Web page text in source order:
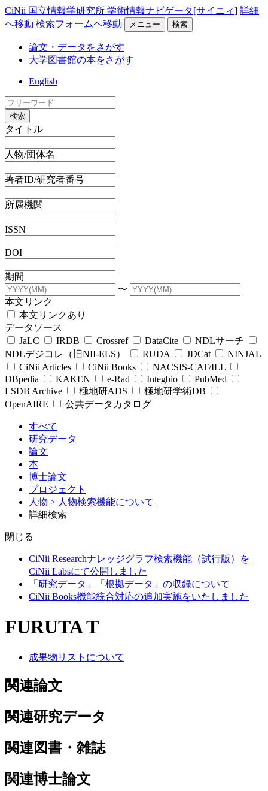
CiNii 国立情報学研究所 学術情報ナビゲータ[サイニィ] 詳細
へ移動 検索フォームへ移動 メニュー 検索
論文・データをさがす
大学図書館の本をさがす
English
検索
タイトル
人物/団体名
著者ID/研究者番号
所属機関
ISSN
DOI
期間
〜
本文リンク
本文リンクあり
データソース
JaLC
IRDB Crossref DataCite
NDLサーチ
NDLデジコレ（旧NII-ELS）
RUDA JDCat
NINJAL
CiNii Articles
CiNii Books
NACSIS-CAT/ILL
DBpedia
KAKEN e-Rad Integbio
PubMed
LSDB Archive
極地研ADS
極地研学術DB
OpenAIRE
公共データカタログ
すべて
研究データ
論文
本
博士論文
プロジェクト
人物 > 人物検索機能について
詳細検索
閉じる
CiNii Researchナレッジグラフ検索機能（試行版）を
CiNii Labsにて公開しました
「研究データ」「根拠データ」の収録について
CiNii Books機能統合対応の追加実施をいたしました
FURUTA T
成果物リストについて
関連論文
関連研究データ
関連図書・雑誌
関連博士論文